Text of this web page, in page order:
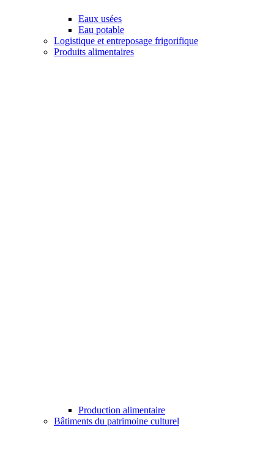
Eaux usées
Eau potable
Logistique et entreposage frigorifique
Produits alimentaires
Production alimentaire
Bâtiments du patrimoine culturel